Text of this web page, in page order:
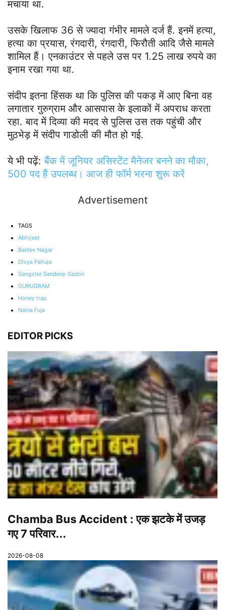
मचाया था.
उसके खिलाफ 36 से ज्यादा गंभीर मामले दर्ज हैं. इनमें हत्या,
हत्या का प्रयास, रंगदारी, रंगदारी, फिरौती आदि जैसे मामले
शामिल हैं। एनकाउंटर से पहले उस पर 1.25 लाख रुपये का
इनाम रखा गया था.
संदीप इतना हिंसक था कि पुलिस की पकड़ में आए बिना वह
लगातार गुरुग्राम और आसपास के इलाकों में अपराध करता
रहा. बाद में दिव्या की मदद से पुलिस उस तक पहुंची और
मुठभेड़ में संदीप गाडोली की मौत हो गई.
ये भी पढ़ें:बैंक में जूनियर असिस्टेंट मैनेजर बनने का मौका,
500 पद हैं उपलब्ध। आज ही फॉर्म भरना शुरू करें
Advertisement
TAGS
Abhijeet
Baldev Nagar
Divya Pahuja
Gangster Sandeep Gadoli
GURUGRAM
Honey trap
Naina Fuja
EDITOR PICKS
Chamba Bus Accident : एक झटके में उजड़
गए 7 परिवार...
2026-08-08